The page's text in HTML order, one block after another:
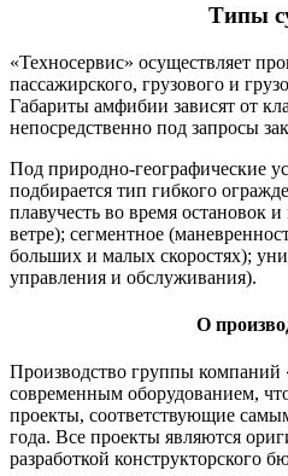
Типы
«Техносервис» осуществляет
пассажирского, грузового и
Габариты амфибии зависят от
непосредственно под запросы
Под природно-географические
подбирается тип гибкого
плавучесть во время остановок
ветре); сегментное
больших и малых скоростях);
управления и обслуживания).
О
Производство группы компаний
современным оборудованием,
проекты, соответствующие
года. Все проекты являются
разработкой конструкторского